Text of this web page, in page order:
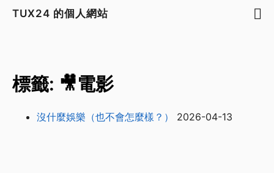
TUX24 的個人網站
標籤: 🎥電影
沒什麼娛樂（也不會怎麼樣？） 2026-04-13